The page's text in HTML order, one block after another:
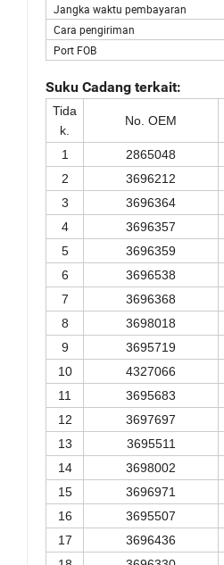
Jangka waktu pembayaran
Cara pengiriman
Port FOB
Suku Cadang terkait:
Tida
k.
No. OEM
1
2865048
2 3696212
3
3696364
4
3696357
5
3696359
6
3696538
7
3696368
8
3698018
9
3695719
10
4327066
11
3695683
12
3697697
13
3695511
14
3698002
15
3696971
16
3695507
17
3696436